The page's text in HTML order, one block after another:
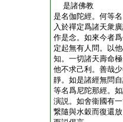
是諸佛教
是名伽陀經。何等
入於禪定爲諸天衆
作是念。如來今者
定起無有人問。以
知。一切諸天壽命
他不求己利。善哉
靜。如是諸經無問
等名爲尼陀那經。
演説。如舍衞國有
繋隨與水穀而復還